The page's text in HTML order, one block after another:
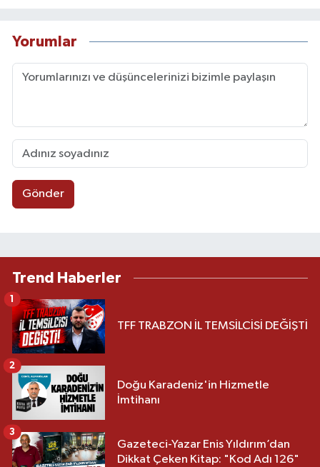
Yorumlar
Gönder
Trend Haberler
TFF TRABZON İL TEMSİLCİSİ DEĞİŞTİ
1
Doğu Karadeniz'in Hizmetle
İmtihanı
2
Gazeteci-Yazar Enis Yıldırım’dan
Dikkat Çeken Kitap: "Kod Adı 126"
3